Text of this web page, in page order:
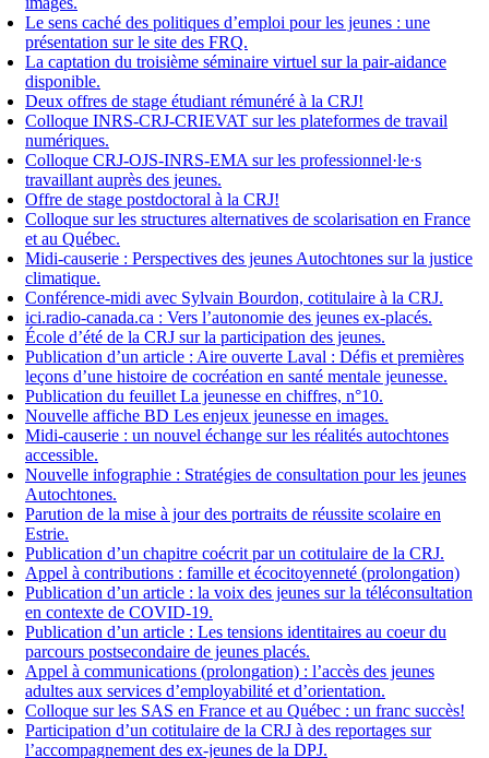
Le sens caché des politiques d’emploi pour les jeunes : une
présentation sur le site des FRQ.
La captation du troisième séminaire virtuel sur la pair-aidance
disponible.
Deux offres de stage étudiant rémunéré à la CRJ!
Colloque INRS-CRJ-CRIEVAT sur les plateformes de travail
numériques.
Colloque CRJ-OJS-INRS-EMA sur les professionnel·le·s
travaillant auprès des jeunes.
Offre de stage postdoctoral à la CRJ!
Colloque sur les structures alternatives de scolarisation en France
et au Québec.
Midi-causerie : Perspectives des jeunes Autochtones sur la justice
climatique.
Conférence-midi avec Sylvain Bourdon, cotitulaire à la CRJ.
ici.radio-canada.ca : Vers l’autonomie des jeunes ex-placés.
École d’été de la CRJ sur la participation des jeunes.
Publication d’un article : Aire ouverte Laval : Défis et premières
leçons d’une histoire de cocréation en santé mentale jeunesse.
Publication du feuillet La jeunesse en chiffres, n°10.
Nouvelle affiche BD Les enjeux jeunesse en images.
Midi-causerie : un nouvel échange sur les réalités autochtones
accessible.
Nouvelle infographie : Stratégies de consultation pour les jeunes
Autochtones.
Parution de la mise à jour des portraits de réussite scolaire en
Estrie.
Publication d’un chapitre coécrit par un cotitulaire de la CRJ.
Appel à contributions : famille et écocitoyenneté (prolongation)
Publication d’un article : la voix des jeunes sur la téléconsultation
en contexte de COVID-19.
Publication d’un article : Les tensions identitaires au coeur du
parcours postsecondaire de jeunes placés.
Appel à communications (prolongation) : l’accès des jeunes
adultes aux services d’employabilité et d’orientation.
Colloque sur les SAS en France et au Québec : un franc succès!
Participation d’un cotitulaire de la CRJ à des reportages sur
l’accompagnement des ex-jeunes de la DPJ.